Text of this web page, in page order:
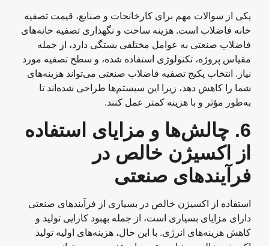
یکی از سوالات مهم برای کارخانجات و صنایع، قیمت تصفیه
خانه فاضلاب است. هزینه ساخت و نگهداری تصفیه خانه‌های
فاضلاب صنعتی به عوامل مختلفی بستگی دارد، از جمله
مقیاس پروژه، تکنولوژی استفاده شده، و سطح تصفیه مورد
نیاز. انتخاب پکیج تصفیه فاضلاب صنعتی می‌تواند هزینه‌های
شما را کاهش دهد، زیرا این سیستم‌ها طراحی شده‌اند تا
به‌طور مؤثر و با هزینه کمتر عمل کنند.
6.
چالش‌ها و مزایای استفاده
از اکسیژن خالص در
فرآیندهای صنعتی
استفاده از اکسیژن خالص در بسیاری از فرآیندهای صنعتی
دارای مزایای بسیاری است، از جمله بهبود کارایی تولید و
کاهش هزینه‌های انرژی. با این حال، هزینه‌های اولیه تولید